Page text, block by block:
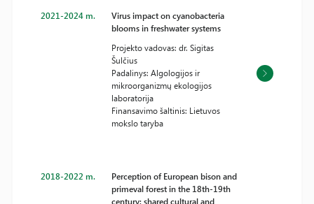
2021-2024 m.
Virus impact on cyanobacteria
blooms in freshwater systems
Projekto vadovas: dr. Sigitas
Šulčius
Padalinys: Algologijos ir
mikroorganizmų ekologijos
laboratorija
Finansavimo šaltinis: Lietuvos
mokslo taryba
2018-2022 m.
Perception of European bison and
primeval forest in the 18th-19th
century: shared cultural and